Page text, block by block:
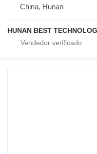
China, Hunan
HUNAN BEST